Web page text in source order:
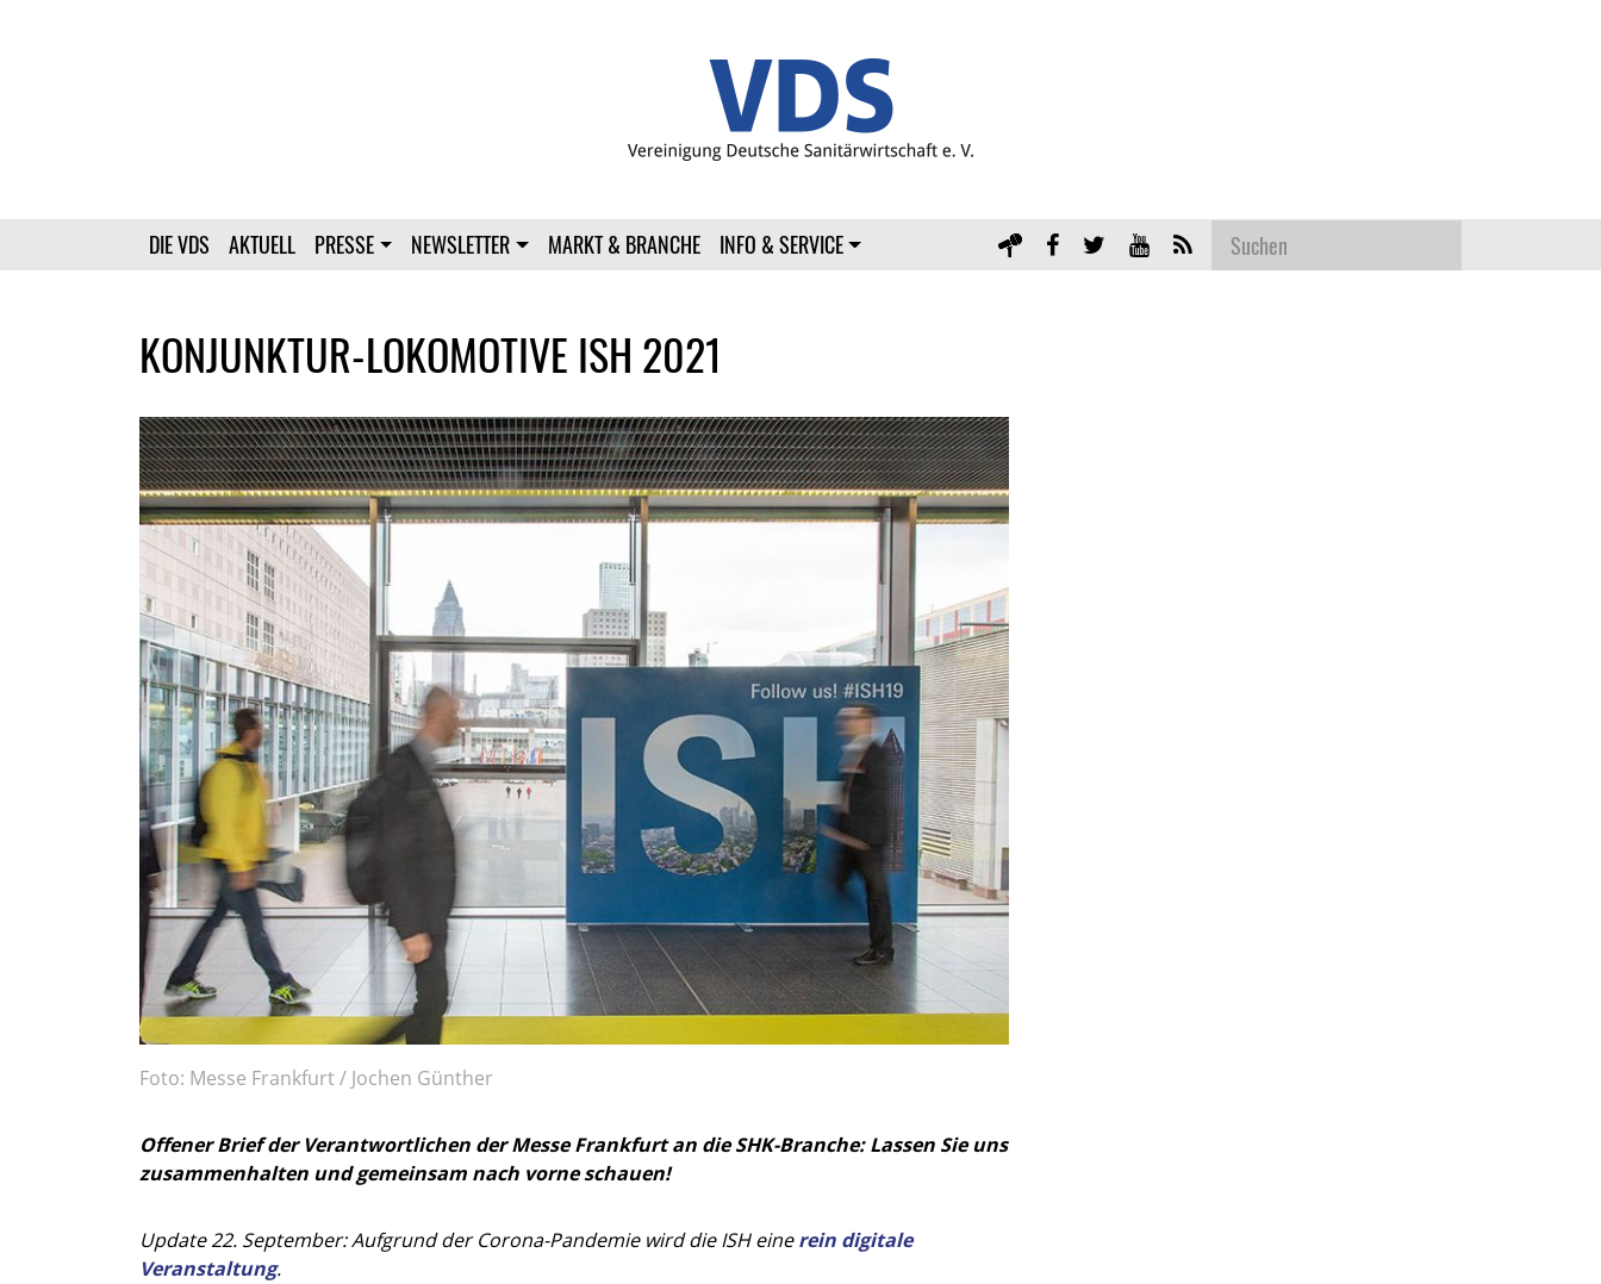
DIE VDS AKTUELL PRESSE NEWSLETTER MARKT & BRANCHE INFO & SERVICE
KONJUNKTUR-LOKOMOTIVE ISH 2021
Foto: Messe Frankfurt / Jochen Günther
Offener Brief der Verantwortlichen der Messe Frankfurt an die SHK-Branche: Lassen Sie uns
zusammenhalten und gemeinsam nach vorne schauen!
Update 22. September: Aufgrund der Corona-Pandemie wird die ISH einerein digitale
Veranstaltung.